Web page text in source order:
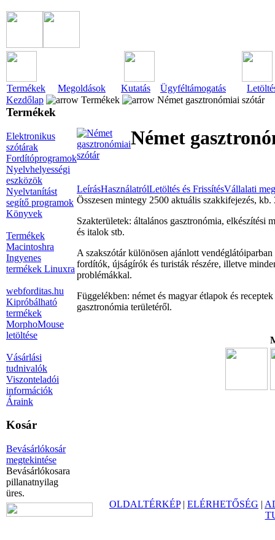
Termékek Megoldások Kutatás Ügyféltámogatás
Kezdőlap
Termékek Német gasztronómiai szótár
Termékek
Elektronikus
szótárak
Fordítóprogramok
Nyelvhelyességi
eszközök
Nyelvtanítást
segítő programok
Könyvek
Termékek
Macintoshra
Ingyenes
termékek Linuxra
webforditas.hu
Kipróbálható
termékek
MorphoMouse
letöltése
Vásárlási
tudnivalók
Viszonteladói
információk
Áraink
Kosár
Bevásárlókosár
megtekintése
Bevásárlókosara
pillanatnyilag
üres.
Német
LeírásHasználatrólLetöltés és FrissítésVállalati
Összesen mintegy 2500 aktuális szakkifejezés,
Szakterületek: általános gasztronómia, elkészítési
és italok stb.
A szakszótár különösen ajánlott
fordítók, újságírók és turisták részére, illetve
problémákkal.
Függelékben: német és magyar étlapok és
gasztronómia területéről.
OLDALTÉRKÉP| ELÉRHETŐSÉG |